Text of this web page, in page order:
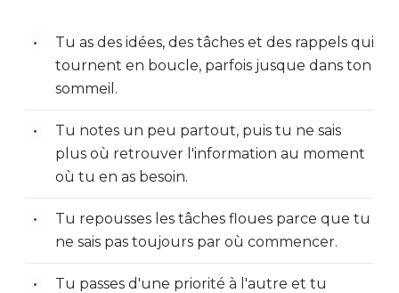
Tu as des idées, des tâches et des rappels qui
tournent en boucle, parfois jusque dans ton
sommeil.
Tu notes un peu partout, puis tu ne sais
plus où retrouver l'information au moment
où tu en as besoin.
Tu repousses les tâches floues parce que tu
ne sais pas toujours par où commencer.
Tu passes d'une priorité à l'autre et tu